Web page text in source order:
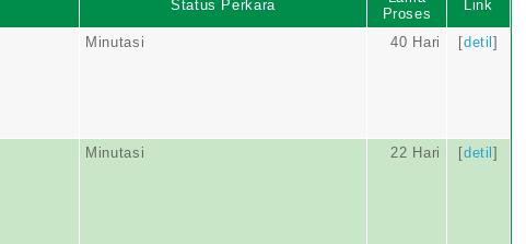
Status Perkara
Proses
Link
Minutasi 40 Hari [detil]
Minutasi 22 Hari [detil]